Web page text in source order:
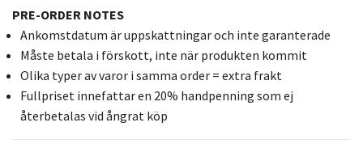
PRE-ORDER NOTES
Ankomstdatum är uppskattningar och inte garanterade
Måste betala i förskott, inte när produkten kommit
Olika typer av varor i samma order = extra frakt
Fullpriset innefattar en 20% handpenning som ej
återbetalas vid ångrat köp